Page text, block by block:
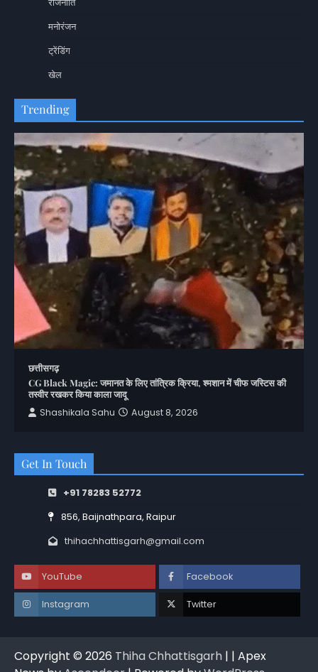
मनोरंजन
ट्रेंडिंग
खेल
Trending
छत्तीसगढ़
CG Black Magic: जमानत के लिए तांत्रिक क्रिया, श्मशान में चीफ जस्टिस की
तस्वीर रखकर किया काला जादू
Shashikala Sahu
August 8, 2026
Get In Touch
+91 78283 52772
856, Baijnathpara, Raipur
thihachhattisgarh@gmail.com
YouTube Facebook
Instagram Twitter
Copyright © 2026 Thiha Chhattisgarh | | Apex